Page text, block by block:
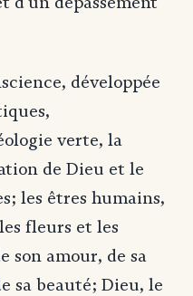
développée
verte, la
de Dieu et le
les êtres humains,
fleurs et les
son amour, de sa
sa beauté; Dieu, le